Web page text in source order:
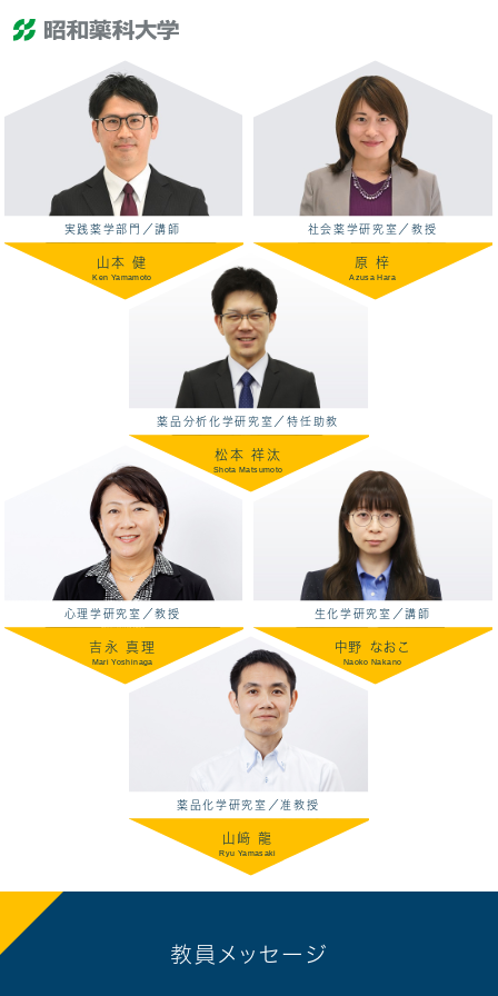
実践薬学部門／講師
山本 健
Ken Yamamoto
社会薬学研究室／教授
原 梓
Azusa Hara
薬品分析化学研究室／特任助教
松本 祥汰
Shota Matsumoto
心理学研究室／教授
吉永 真理
Mari Yoshinaga
生化学研究室／講師
中野 なおこ
Naoko Nakano
薬品化学研究室／准教授
山﨑 龍
Ryu Yamasaki
教員メッセージ